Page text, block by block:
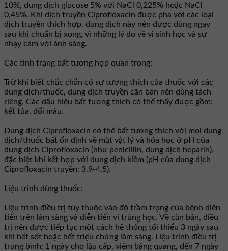
10%, dung dịch glucose 5% với NaCl 0,225% hoặc NaCl
0,45%. Khi dịch truyền Ciprofloxacin được pha với các loại
dịch truyền thích hợp, dung dịch này nên được dùng ngay
sau khi chuẩn bị xong, vì những lý do về vi sinh học và sự
nhạy cảm với ánh sáng.
Các tình trạng bất tương hợp quan trọng:
Trừ khi biết chắc chắn có sự tương thích của thuốc với các
dung dịch/thuốc, dung dịch truyền căn bản nên dùng tách
riêng. Các dấu hiệu bất tương thích có thể thấy được gồm:
kết tủa, đổi màu.
Dung dịch Ciprofloxacin có thể bất tương thích với mọi dung
dịch/thuốc bất ổn định về mặt vật lý và hóa học ở pH của
dung dịch Ciprofloxacin (như penicillin, dung dịch heparin),
đặc biệt khi kết hợp với dung dịch kiềm (pH của dung dịch
Ciprofloxacin truyền: 3,9-4,5).
Liệu trình dùng thuốc:
Liệu trình điều trị tùy thuộc vào độ trầm trọng của bệnh diễn
tiến trên lâm sàng và diễn tiến vi trùng học. Về căn bản, điều
trị nên được tiếp tục một cách hệ thống tối thiểu 3 ngày sau
khi hết sốt hoặc hết triệu chứng lâm sàng. Liệu trình điều trị
trung bình: 1 ngày cho lậu cấp, viêm bàng quang, đến 7 ngày